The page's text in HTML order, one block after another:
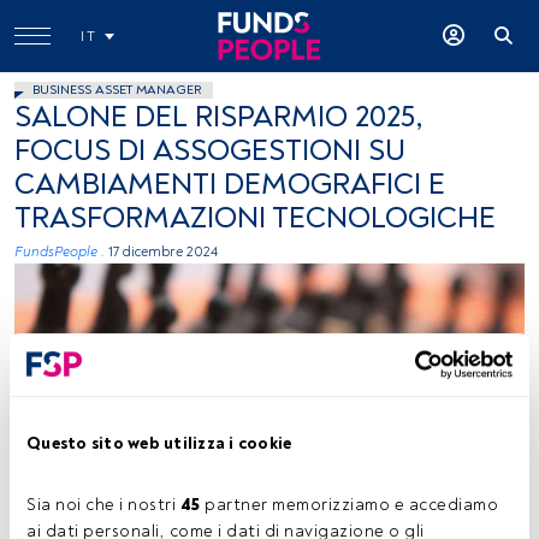
Questo sito web utilizza i cookie
Sia noi che i nostri 45 partner memorizziamo e accediamo
ai dati personali, come i dati di navigazione o gli
IT
BUSINESS ASSET MANAGER
SALONE DEL RISPARMIO 2025,
FOCUS DI ASSOGESTIONI SU
CAMBIAMENTI DEMOGRAFICI E
TRASFORMAZIONI TECNOLOGICHE
FundsPeople . 17 dicembre 2024